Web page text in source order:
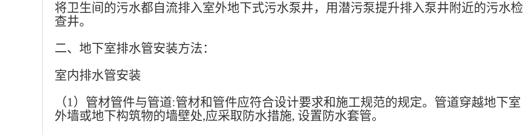
将卫生间的污水都自流排入室外地下式污水泵井，用潜污泵提升排入泵井附近的污水检
查井。
二、地下室排水管安装方法：
室内排水管安装
（1）管材管件与管道:管材和管件应符合设计要求和施工规范的规定。管道穿越地下室
外墙或地下构筑物的墙壁处,应采取防水措施, 设置防水套管。